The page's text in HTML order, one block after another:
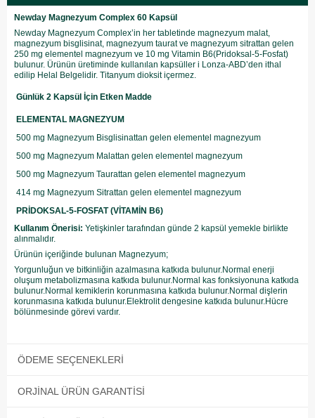
Newday Magnezyum Complex 60 Kapsül
Newday Magnezyum Complex’in her tabletinde magnezyum malat,
magnezyum bisglisinat, magnezyum taurat ve magnezyum sitrattan gelen
250 mg elementel magnezyum ve 10 mg Vitamin B6(Pridoksal-5-Fosfat)
bulunur. Ürünün üretiminde kullanılan kapsüller i Lonza-ABD’den ithal
edilip Helal Belgelidir. Titanyum dioksit içermez.
Günlük 2 Kapsül İçin Etken Madde
ELEMENTAL MAGNEZYUM
500 mg Magnezyum Bisglisinattan gelen elementel magnezyum
500 mg Magnezyum Malattan gelen elementel magnezyum
500 mg Magnezyum Taurattan gelen elementel magnezyum
414 mg Magnezyum Sitrattan gelen elementel magnezyum
PRİDOKSAL-5-FOSFAT (VİTAMİN B6)
Kullanım Önerisi: Yetişkinler tarafından günde 2 kapsül yemekle birlikte
alınmalıdır.
Ürünün içeriğinde bulunan Magnezyum;
Yorgunluğun ve bitkinliğin azalmasına katkıda bulunur.Normal enerji
oluşum metabolizmasına katkıda bulunur.Normal kas fonksiyonuna katkıda
bulunur.Normal kemiklerin korunmasına katkıda bulunur.Normal dişlerin
korunmasına katkıda bulunur.Elektrolit dengesine katkıda bulunur.Hücre
bölünmesinde görevi vardır.
ÖDEME SEÇENEKLERI
ORJINAL ÜRÜN GARANTISI